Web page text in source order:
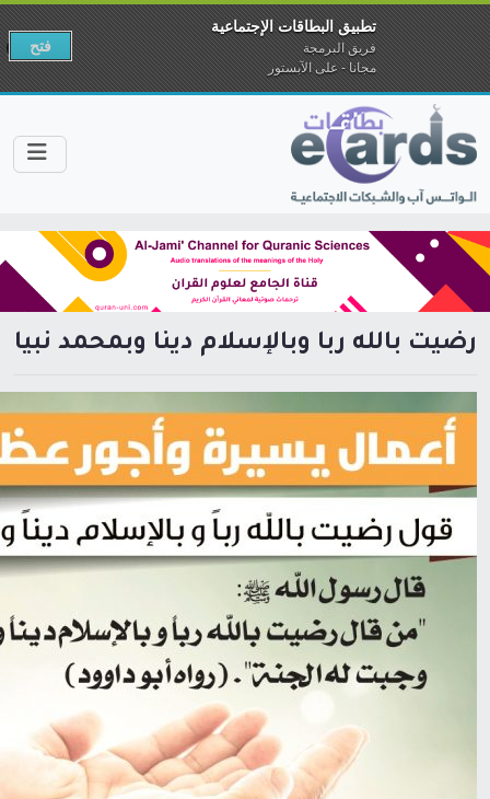
رضيت بالله رباً وبالإسلام ديناً وبمحمد نبياً
تطبيق البطاقات الإجتماعية
فريق البرمجة
مجانا - على الآبستور
فتح